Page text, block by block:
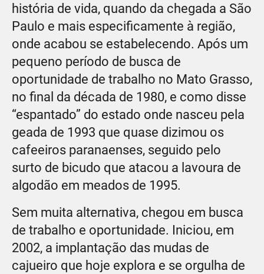
história de vida, quando da chegada a São
Paulo e mais especificamente à região,
onde acabou se estabelecendo. Após um
pequeno período de busca de
oportunidade de trabalho no Mato Grasso,
no final da década de 1980, e como disse
“espantado” do estado onde nasceu pela
geada de 1993 que quase dizimou os
cafeeiros paranaenses, seguido pelo
surto de bicudo que atacou a lavoura de
algodão em meados de 1995.
Sem muita alternativa, chegou em busca
de trabalho e oportunidade. Iniciou, em
2002, a implantação das mudas de
cajueiro que hoje explora e se orgulha de